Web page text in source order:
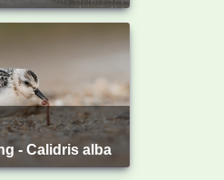
- Calidris alba